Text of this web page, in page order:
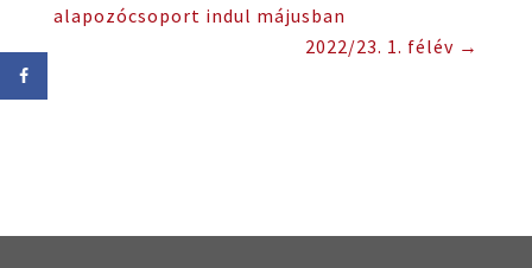
alapozócsoport indul májusban
2022/23. 1. félév →